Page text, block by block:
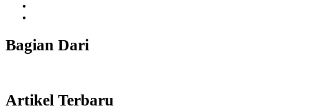
Bagian Dari
Artikel Terbaru